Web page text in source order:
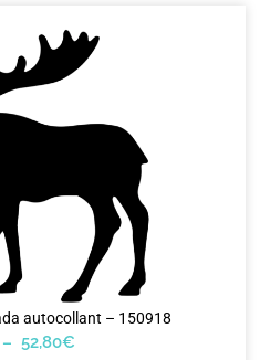
autocollant – 150918
– 52,80€